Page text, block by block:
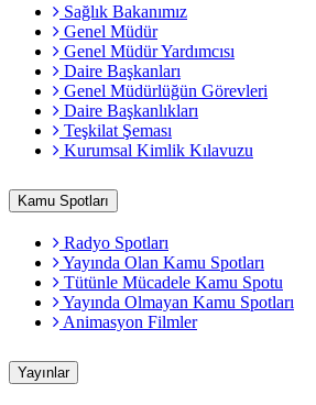
Sağlık Bakanımız
Genel Müdür
Genel Müdür Yardımcısı
Daire Başkanları
Genel Müdürlüğün Görevleri
Daire Başkanlıkları
Teşkilat Şeması
Kurumsal Kimlik Kılavuzu
Kamu Spotları
Radyo Spotları
Yayında Olan Kamu Spotları
Tütünle Mücadele Kamu Spotu
Yayında Olmayan Kamu Spotları
Animasyon Filmler
Yayınlar